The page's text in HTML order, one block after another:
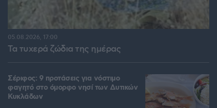
Τα τυχερά ζώδια της ημέρας
05.08.2026, 17:00
Σέριφος: 9 προτάσεις για νόστιμο
φαγητό στο όμορφο νησί των Δυτικών
Κυκλάδων